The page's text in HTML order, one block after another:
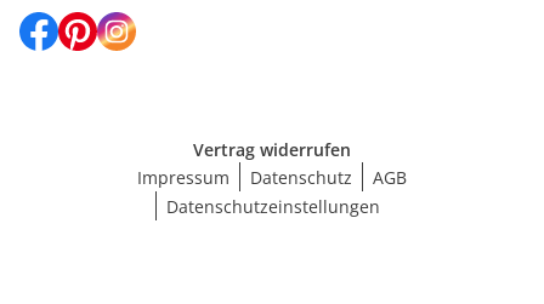
Vertrag widerrufen
Impressum
Datenschutz
AGB
Datenschutzeinstellungen